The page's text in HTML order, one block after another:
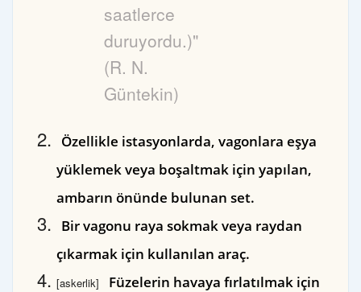
saatlerce
duruyordu.)"
(R. N.
Güntekin)
Özellikle istasyonlarda, vagonlara eşya
yüklemek veya boşaltmak için yapılan,
ambarın önünde bulunan set.
Bir vagonu raya sokmak veya raydan
çıkarmak için kullanılan araç.
[askerlik]
Füzelerin havaya fırlatılmak için